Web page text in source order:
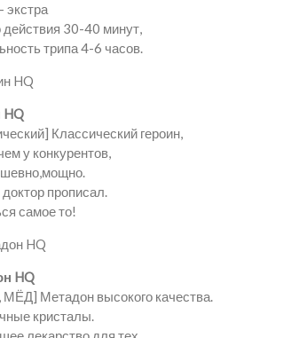
экстра
30-40 минут,
трипа 4-6 часов.
HQ
Классический героин,
у конкурентов,
доктор прописал.
самое то!
HQ
Метадон высокого качества.
кристалы.